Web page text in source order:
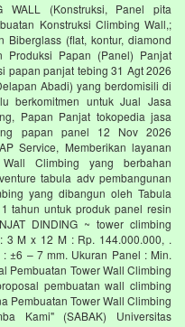
WALL (Konstruksi, Panel pita
Konstruksi Climbing Wall,;
Biberglass (flat, kontur, diamond
Produksi Papan (Panel) Panjat
papan panjat tebing 31 Agt 2026
Abadi) yang berdomisili di
berkomitmen untuk Jual Jasa
Papan Panjat tokopedia jasa
papan panel 12 Nov 2026
Service, Memberikan layanan
Climbing yang berbahan
tabula adv pembangunan
yang dibangun oleh Tabula
tahun untuk produk panel resin
DINDING ~ tower climbing
M x 12 M : Rp. 144.000.000, .
±6 – 7 mm. Ukuran Panel : Min.
Pembuatan Tower Wall Climbing
pembuatan wall climbing
Pembuatan Tower Wall Climbing
Kami" (SABAK) Universitas